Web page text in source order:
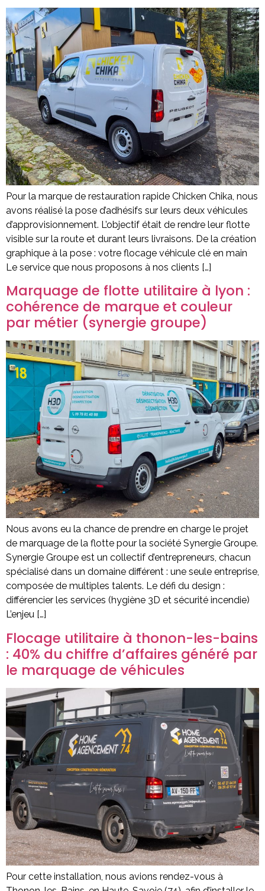
Pour la marque de restauration rapide Chicken Chika, nous
avons réalisé la pose d’adhésifs sur leurs deux véhicules
d’approvisionnement. L’objectif était de rendre leur flotte
visible sur la route et durant leurs livraisons. De la création
graphique à la pose : votre flocage véhicule clé en main
Le service que nous proposons à nos clients […]
Marquage de flotte utilitaire à lyon :
cohérence de marque et couleur
par métier (synergie groupe)
Nous avons eu la chance de prendre en charge le projet
de marquage de la flotte pour la société Synergie Groupe.
Synergie Groupe est un collectif d’entrepreneurs, chacun
spécialisé dans un domaine différent : une seule entreprise,
composée de multiples talents. Le défi du design :
différencier les services (hygiène 3D et sécurité incendie)
L’enjeu […]
Flocage utilitaire à thonon-les-bains
: 40% du chiffre d’affaires généré par
le marquage de véhicules
Pour cette installation, nous avions rendez-vous à